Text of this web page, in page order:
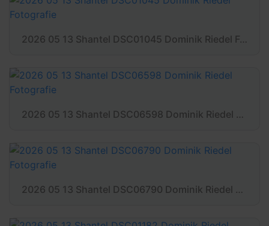
2026 05 13 Shantel DSC01045 Dominik Riedel Fotografie
2026 05 13 Shantel DSC06598 Dominik Riedel Fotografie
2026 05 13 Shantel DSC06790 Dominik Riedel Fotografie